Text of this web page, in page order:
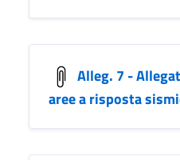
Alleg. 7 -
aree a risposta